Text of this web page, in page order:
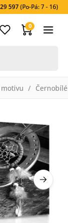
597(Po-Pá: 7 - 16)
0